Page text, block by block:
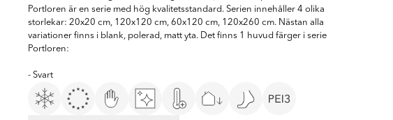
Portloren är en serie med hög kvalitetsstandard. Serien innehåller 4 olika
storlekar: 20x20 cm, 120x120 cm, 60x120 cm, 120x260 cm. Nästan alla
variationer finns i blank, polerad, matt yta. Det finns 1 huvud färger i serie
Portloren:
- Svart